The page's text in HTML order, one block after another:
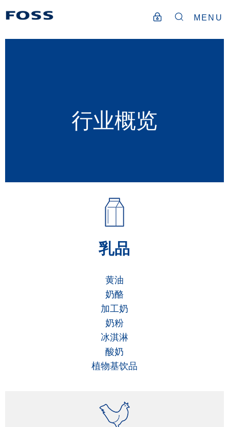
MENU
行业概览
乳品
黄油
奶酪
加工奶
奶粉
冰淇淋
酸奶
植物基饮品